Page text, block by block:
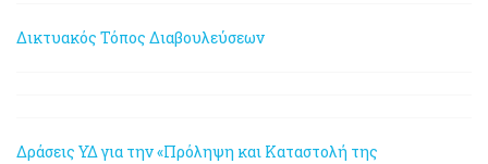
Δικτυακός Τόπος Διαβουλεύσεων
Δράσεις ΥΔ για την «Πρόληψη και Καταστολή της